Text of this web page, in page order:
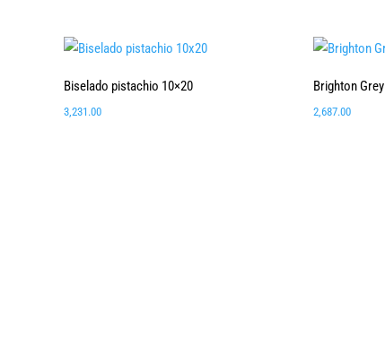
Biselado pistachio 10×20
3,231.00
Brighton
2,687.00